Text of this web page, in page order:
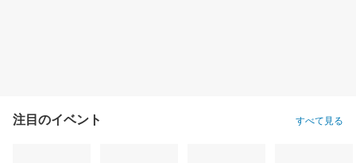
注目のイベント すべて見る